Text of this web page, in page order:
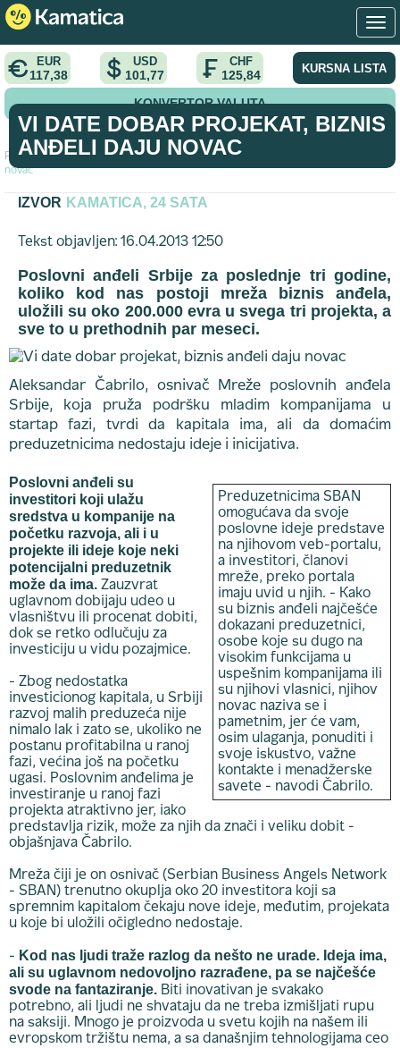
EUR
117,38
USD
101,77
CHF
125,84 KURSNA LISTA
KONVERTOR VALUTA
Početna > tekst >
Vi date dobar projekat, biznis anđeli daju
novac
VI DATE DOBAR PROJEKAT, BIZNIS
ANĐELI DAJU NOVAC
IZVOR KAMATICA, 24 SATA
Tekst objavljen: 16.04.2013 12:50
Poslovni anđeli Srbije za poslednje tri godine,
koliko kod nas postoji mreža biznis anđela,
uložili su oko 200.000 evra u svega tri projekta, a
sve to u prethodnih par meseci.
Aleksandar Čabrilo, osnivač Mreže poslovnih anđela
Srbije, koja pruža podršku mladim kompanijama u
startap fazi, tvrdi da kapitala ima, ali da domaćim
preduzetnicima nedostaju ideje i inicijativa.
Preduzetnicima SBAN
omogućava da svoje
poslovne ideje predstave
na njihovom veb-portalu,
a investitori, članovi
mreže, preko portala
imaju uvid u njih. - Kako
su biznis anđeli najčešće
dokazani preduzetnici,
osobe koje su dugo na
visokim funkcijama u
uspešnim kompanijama ili
su njihovi vlasnici, njihov
novac naziva se i
pametnim, jer će vam,
osim ulaganja, ponuditi i
svoje iskustvo, važne
kontakte i menadžerske
savete - navodi Čabrilo.
Poslovni anđeli su
investitori koji ulažu
sredstva u kompanije na
početku razvoja, ali i u
projekte ili ideje koje neki
potencijalni preduzetnik
može da ima. Zauzvrat
uglavnom dobijaju udeo u
vlasništvu ili procenat dobiti,
dok se retko odlučuju za
investiciju u vidu pozajmice.
- Zbog nedostatka
investicionog kapitala, u Srbiji
razvoj malih preduzeća nije
nimalo lak i zato se, ukoliko ne
postanu profitabilna u ranoj
fazi, većina još na početku
ugasi. Poslovnim anđelima je
investiranje u ranoj fazi
projekta atraktivno jer, iako
predstavlja rizik, može za njih da znači i veliku dobit -
objašnjava Čabrilo.
Mreža čiji je on osnivač (Serbian Business Angels Network
- SBAN) trenutno okuplja oko 20 investitora koji sa
spremnim kapitalom čekaju nove ideje, međutim, projekata
u koje bi uložili očigledno nedostaje.
- Kod nas ljudi traže razlog da nešto ne urade. Ideja ima,
ali su uglavnom nedovoljno razrađene, pa se najčešće
svode na fantaziranje. Biti inovativan je svakako
potrebno, ali ljudi ne shvataju da ne treba izmišljati rupu
na saksiji. Mnogo je proizvoda u svetu kojih na našem ili
evropskom tržištu nema, a sa današnjim tehnologijama ceo